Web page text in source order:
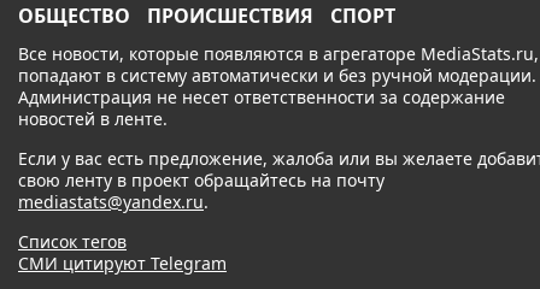
ОБЩЕСТВО
ПРОИСШЕСТВИЯ СПОРТ
Все новости, которые появляются в агрегаторе MediaStats.ru,
попадают в систему автоматически и без ручной модерации.
Администрация не несет ответственности за содержание
новостей в ленте.
Если у вас есть предложение, жалоба или вы желаете
свою ленту в проект обращайтесь на почту
mediastats@yandex.ru.
Список тегов
СМИ цитируют Telegram